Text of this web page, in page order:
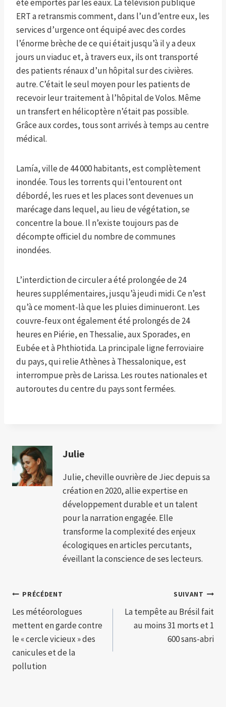
été emportés par les eaux. La télévision publique
ERT a retransmis comment, dans l’un d’entre eux, les
services d’urgence ont équipé avec des cordes
l’énorme brèche de ce qui était jusqu’à il y a deux
jours un viaduc et, à travers eux, ils ont transporté
des patients rénaux d’un hôpital sur des civières.
autre. C’était le seul moyen pour les patients de
recevoir leur traitement à l’hôpital de Volos. Même
un transfert en hélicoptère n’était pas possible.
Grâce aux cordes, tous sont arrivés à temps au centre
médical.
Lamía, ville de 44 000 habitants, est complètement
inondée. Tous les torrents qui l’entourent ont
débordé, les rues et les places sont devenues un
marécage dans lequel, au lieu de végétation, se
concentre la boue. Il n’existe toujours pas de
décompte officiel du nombre de communes
inondées.
L’interdiction de circuler a été prolongée de 24
heures supplémentaires, jusqu’à jeudi midi. Ce n’est
qu’à ce moment-là que les pluies diminueront. Les
couvre-feux ont également été prolongés de 24
heures en Piérie, en Thessalie, aux Sporades, en
Eubée et à Phthiotida. La principale ligne ferroviaire
du pays, qui relie Athènes à Thessalonique, est
interrompue près de Larissa. Les routes nationales et
autoroutes du centre du pays sont fermées.
Julie
Julie, cheville ouvrière de Jiec depuis sa
création en 2020, allie expertise en
développement durable et un talent
pour la narration engagée. Elle
transforme la complexité des enjeux
écologiques en articles percutants,
éveillant la conscience de ses lecteurs.
Navigation
de
l’article
PRÉCÉDENT
Les météorologues
mettent en garde contre
le « cercle vicieux » des
canicules et de la
pollution
SUIVANT
La tempête au Brésil fait
au moins 31 morts et 1
600 sans-abri